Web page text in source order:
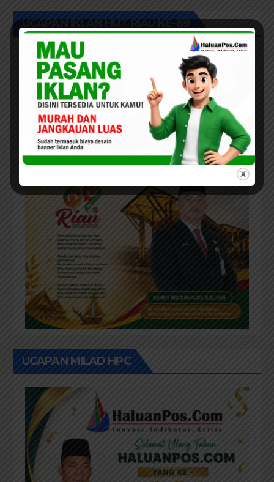
UCAPAN IKLAN HUT RIAU KE-69
UCAPAN MILAD HPC